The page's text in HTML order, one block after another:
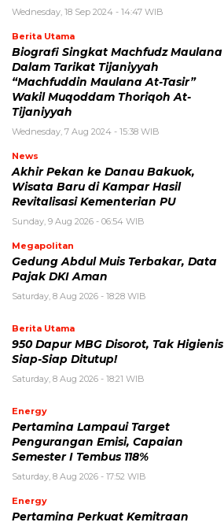
Wednesday, 18 Sep 2024 - 14:47 WIB
Berita Utama
Biografi Singkat Machfudz Maulana
Dalam Tarikat Tijaniyyah
“Machfuddin Maulana At-Tasir”
Wakil Muqoddam Thoriqoh At-
Tijaniyyah
Wednesday, 7 Aug 2024 - 15:38 WIB
News
Akhir Pekan ke Danau Bakuok,
Wisata Baru di Kampar Hasil
Revitalisasi Kementerian PU
Sunday, 9 Aug 2026 - 06:54 WIB
Megapolitan
Gedung Abdul Muis Terbakar, Data
Pajak DKI Aman
Saturday, 8 Aug 2026 - 18:28 WIB
Berita Utama
950 Dapur MBG Disorot, Tak Higienis
Siap-Siap Ditutup!
Saturday, 8 Aug 2026 - 18:21 WIB
Energy
Pertamina Lampaui Target
Pengurangan Emisi, Capaian
Semester I Tembus 118%
Saturday, 8 Aug 2026 - 17:52 WIB
Energy
Pertamina Perkuat Kemitraan